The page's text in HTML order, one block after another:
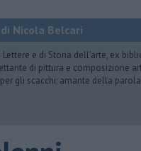
Nicola Belcari
Lettere e di Storia dell’arte, ex
di pittura e composizione
gli scacchi; amante della